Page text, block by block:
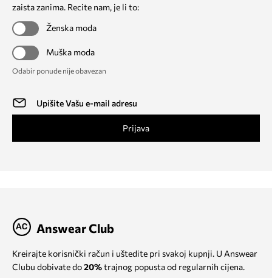
zaista zanima. Recite nam, je li to:
Ženska moda
Muška moda
Odabir ponude nije obavezan
Prijava
Answear Club
Kreirajte korisnički račun i uštedite pri svakoj kupnji. U Answear
Clubu dobivate do20%trajnog popusta od regularnih cijena.